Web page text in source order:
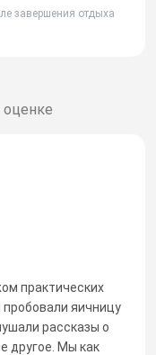
практических
яичницу
рассказы о
другое. Мы как
завершения отдыха